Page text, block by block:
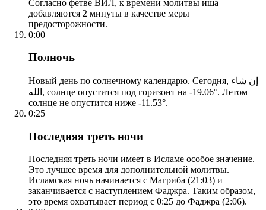
Согласно фетве ВИЛ, к времени молитвы иша
добавляются 2 минуты в качестве меры
предосторожности.
0:00
Полночь
Новый день по солнечному календарю. Сегодня, إن شاء
الله, солнце опустится под горизонт на -19.06°. Летом
солнце не опустится ниже -11.53°.
0:25
Последняя треть ночи
Последняя треть ночи имеет в Исламе особое значение.
Это лучшее время для дополнительной молитвы.
Исламская ночь начинается с Магриба (21:03) и
заканчивается с наступлением Фаджра. Таким образом,
это время охватывает период с 0:25 до Фаджра (2:06).